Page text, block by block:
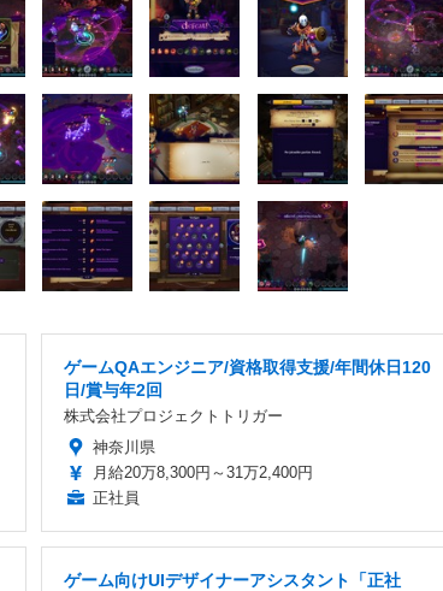
ゲームQAエンジニア/資格取得支援/年間休日120
日/賞与年2回
株式会社プロジェクトトリガー
神奈川県
月給20万8,300円～31万2,400円
正社員
ゲーム向けUIデザイナーアシスタント「正社